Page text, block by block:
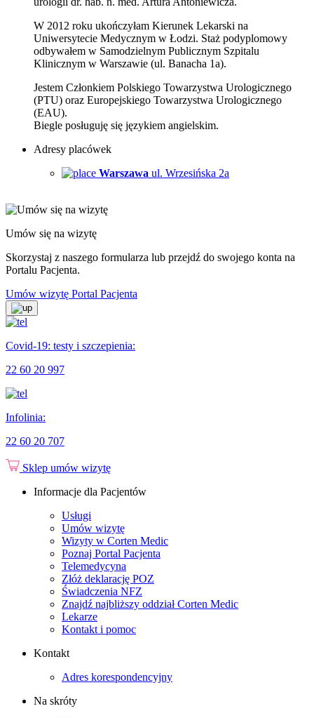
W 2012 roku ukończyłam Kierunek Lekarski na
Uniwersytecie Medycznym w Łodzi. Staż podyplomowy
odbywałem w Samodzielnym Publicznym Szpitalu
Klinicznym w Warszawie (ul. Banacha 1a).
Jestem Członkiem Polskiego Towarzystwa Urologicznego
(PTU) oraz Europejskiego Towarzystwa Urologicznego
(EAU).
Biegle posługuję się językiem angielskim.
Adresy placówek
Warszawa ul. Wrzesińska 2a
Umów się na wizytę
Skorzystaj z naszego formularza lub przejdź do swojego konta na
Portalu Pacjenta.
Umów wizytę Portal Pacjenta
Covid-19: testy i szczepienia:
22 60 20 997
Infolinia:
22 60 20 707
Sklep umów wizytę
Informacje dla Pacjentów
Usługi
Umów wizytę
Wizyty w Corten Medic
Poznaj Portal Pacjenta
Telemedycyna
Złóż deklarację POZ
Świadczenia NFZ
Znajdź najbliższy oddział Corten Medic
Lekarze
Kontakt i pomoc
Kontakt
Adres korespondencyjny
Na skróty